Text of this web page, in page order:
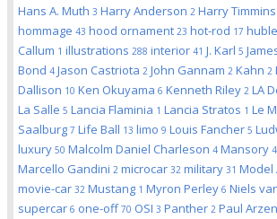
Hans A. Muth 3 Harry Anderson 2 Harry Timmins
hommage 43 hood ornament 23 hot-rod 17
Callum 1 illustrations 288 interior 41 J. Karl 5
Bond 4 Jason Castriota 2 John Gannam 2 Kahn 2
Dallison 10 Ken Okuyama 6 Kenneth Riley 2 LA
La Salle 5 Lancia Flaminia 1 Lancia Stratos 1 Le
Saalburg 7 Life Ball 13 limo 9 Louis Fancher 5
luxury 50 Malcolm Daniel Charleson 4 Mansory 4
Marcello Gandini 2 microcar 32 military 31 Model
movie-car 32 Mustang 1 Myron Perley 6 Niels
supercar 6 one-off70 OSI 3 Panther 2 Paul